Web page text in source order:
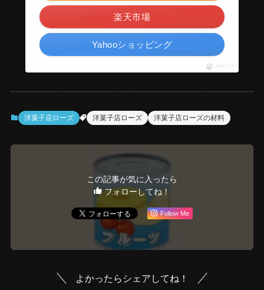
楽天市場
Yahooショッピング
ポチップ
洋菓子店ローズ 洋菓子店ローズ 洋菓子店ローズの材料
この記事が気に入ったら
フォローしてね！
Follow Me
よかったらシェアしてね！